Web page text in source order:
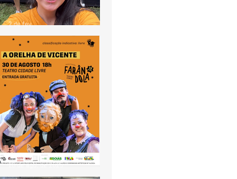
Pontão de Cultura Cidade
Livre acompanha agenda
do "Circula MinC" em Goiás
2 de fev.
28 de ago. de 2025